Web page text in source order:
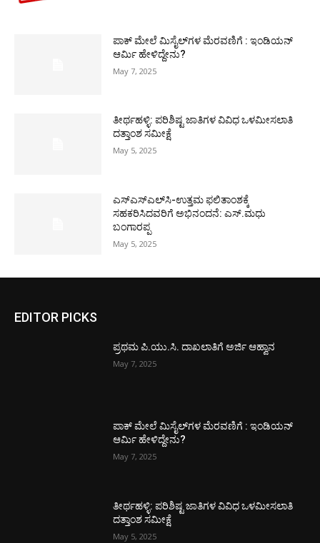
ಪಾಕ್​ ಮೇಲೆ ಮಿಸೈಲ್​ಗಳ ಮೆರವಣಿಗೆ : ಇಂಡಿಯನ್
ಆರ್ಮಿ ಹೇಳಿದ್ದೇನು?
May 7, 2025
ತೀರ್ಥಹಳ್ಳಿ: ಪರಿಶಿಷ್ಟ ಜಾತಿಗಳ ವಿವಿಧ ಒಳಮೀಸಲಾತಿ
ದತ್ತಾಂಶ ಸಮೀಕ್ಷೆ
May 5, 2025
ಎಸ್‌ಎಸ್‌ಎಲ್‌ಸಿ-ಉತ್ತಮ ಫಲಿತಾಂಶಕ್ಕೆ
ಸಹಕರಿಸಿದವರಿಗೆ ಅಭಿನಂದನೆ: ಎಸ್.ಮಧು
ಬಂಗಾರಪ್ಪ
May 5, 2025
EDITOR PICKS
ಪ್ರಥಮ ಪಿ.ಯು.ಸಿ. ದಾಖಲಾತಿಗೆ ಅರ್ಜಿ ಆಹ್ವಾನ
May 7, 2025
ಪಾಕ್​ ಮೇಲೆ ಮಿಸೈಲ್​ಗಳ ಮೆರವಣಿಗೆ : ಇಂಡಿಯನ್
ಆರ್ಮಿ ಹೇಳಿದ್ದೇನು?
May 7, 2025
ತೀರ್ಥಹಳ್ಳಿ: ಪರಿಶಿಷ್ಟ ಜಾತಿಗಳ ವಿವಿಧ ಒಳಮೀಸಲಾತಿ
ದತ್ತಾಂಶ ಸಮೀಕ್ಷೆ
May 5, 2025